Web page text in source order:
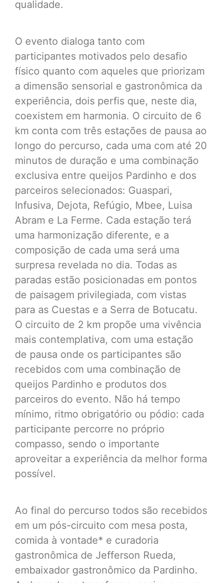
qualidade.
O evento dialoga tanto com
participantes motivados pelo desafio
físico quanto com aqueles que priorizam
a dimensão sensorial e gastronômica da
experiência, dois perfis que, neste dia,
coexistem em harmonia. O circuito de 6
km conta com três estações de pausa ao
longo do percurso, cada uma com até 20
minutos de duração e uma combinação
exclusiva entre queijos Pardinho e dos
parceiros selecionados: Guaspari,
Infusiva, Dejota, Refúgio, Mbee, Luisa
Abram e La Ferme. Cada estação terá
uma harmonização diferente, e a
composição de cada uma será uma
surpresa revelada no dia. Todas as
paradas estão posicionadas em pontos
de paisagem privilegiada, com vistas
para as Cuestas e a Serra de Botucatu.
O circuito de 2 km propõe uma vivência
mais contemplativa, com uma estação
de pausa onde os participantes são
recebidos com uma combinação de
queijos Pardinho e produtos dos
parceiros do evento. Não há tempo
mínimo, ritmo obrigatório ou pódio: cada
participante percorre no próprio
compasso, sendo o importante
aproveitar a experiência da melhor forma
possível.
Ao final do percurso todos são recebidos
em um pós-circuito com mesa posta,
comida à vontade* e curadoria
gastronômica de Jefferson Rueda,
embaixador gastronômico da Pardinho.